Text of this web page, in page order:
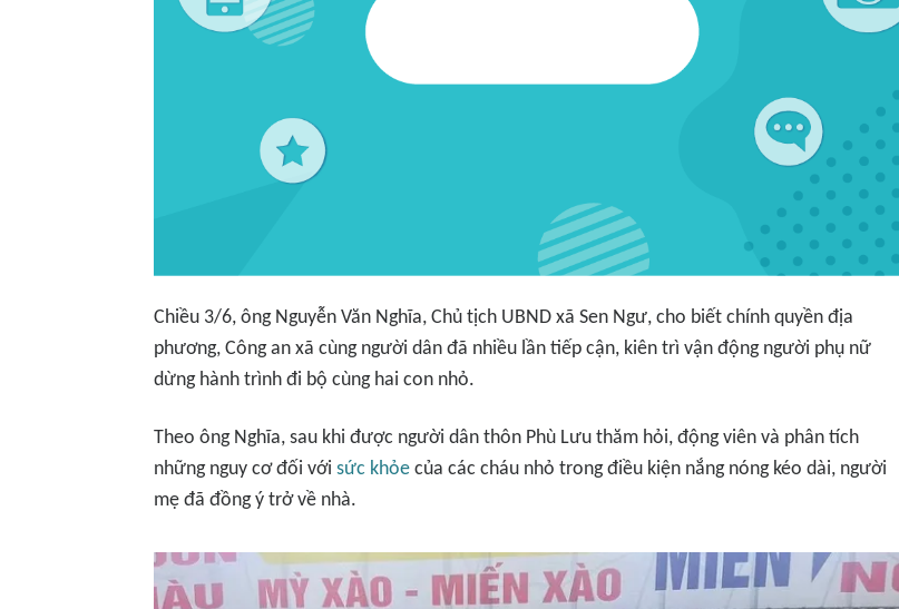
Chiều 3/6, ông Nguyễn Văn Nghĩa, Chủ tịch UBND xã Sen Ngư, cho biết chính quyền địa
phương, Công an xã cùng người dân đã nhiều lần tiếp cận, kiên trì vận động người phụ nữ
dừng hành trình đi bộ cùng hai con nhỏ.
Theo ông Nghĩa, sau khi được người dân thôn Phù Lưu thăm hỏi, động viên và phân tích
những nguy cơ đối với sức khỏe của các cháu nhỏ trong điều kiện nắng nóng kéo dài, người
mẹ đã đồng ý trở về nhà.